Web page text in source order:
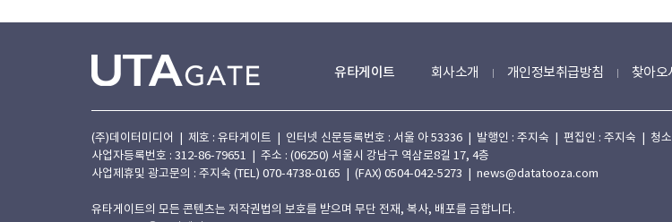
유타게이트 회사소개 개인정보취급방침 찾아오
(주)데이터미디어 | 제호 : 유타게이트 | 인터넷 신문등록번호 : 서울 아 53336 | 발행인 : 주지숙 | 편집인 : 주지숙 | 청
사업자등록번호 : 312-86-79651 | 주소 : (06250) 서울시 강남구 역삼로8길 17, 4층
사업제휴및 광고문의 : 주지숙 (TEL) 070-4738-0165 | (FAX) 0504-042-5273 | news@datatooza.com
유타게이트의 모든 콘텐츠는 저작권법의 보호를 받으며 무단 전재, 복사, 배포를 금합니다.